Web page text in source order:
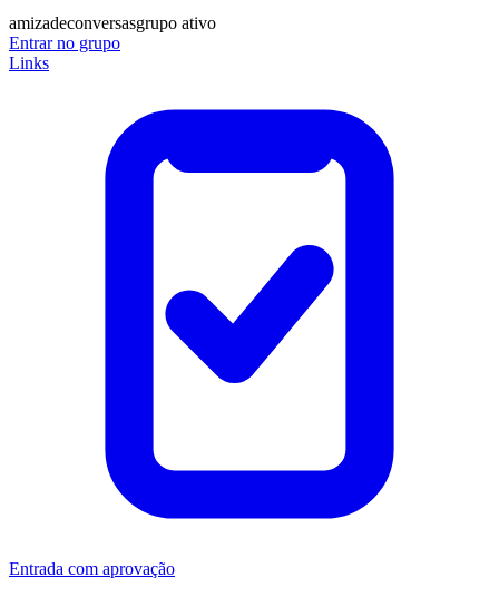
amizadeconversasgrupo ativo
Entrar no grupo
Links
Entrada com aprovação